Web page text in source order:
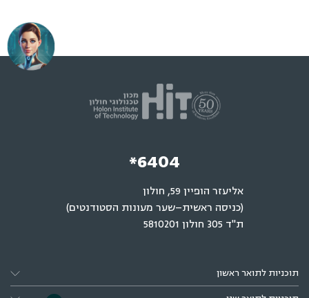
*6404
אליעזר הופיין 59, חולון
(כניסה ראשית–שער מעונות הסטודנטים)
ת"ד 305 חולון 5810201
תוכניות לתואר ראשון